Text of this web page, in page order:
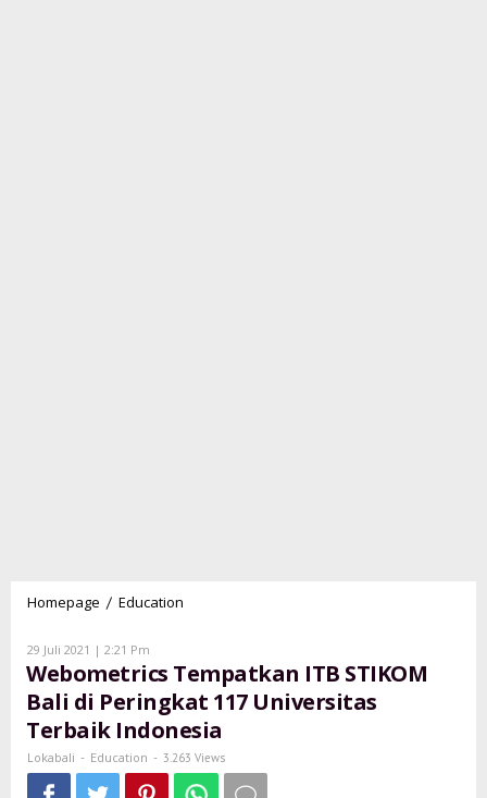
Homepage / Education
STIKOM
Bali
di
Peringkat
Universitas
Terbaik
29 Juli 2021 | 2:21 Pm
Lokabali
Webometrics Tempatkan ITB STIKOM
Bali di Peringkat 117 Universitas
Terbaik Indonesia
Lokabali - Education - 3.263 Views